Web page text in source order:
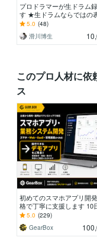
プロドラマーが生ドラム
す ★生ドラムならではの
あなたの楽曲に息を吹き込
す！
5.0 (48)
滑川博生
このプロ人材に
ス
初めてのスマホアプリ開
格で丁寧に支援します 10
間程度で作成可能です
5.0 (229)
GearBox